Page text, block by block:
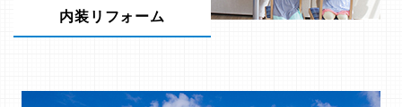
内装リフォーム